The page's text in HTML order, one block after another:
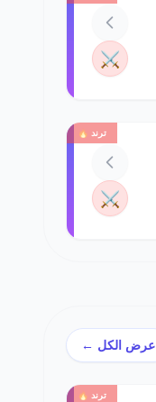
⚔️
ترند 🔥
⚔️
عرض الكل ←
ترند 🔥